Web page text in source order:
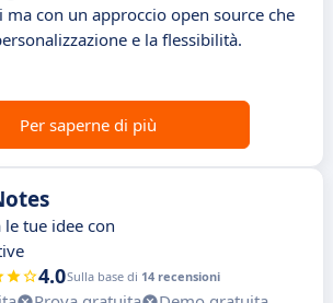
con un approccio open source che
e la flessibilità.
Per saperne di più
le tue idee con
4.0Sulla base di 14 recensioni